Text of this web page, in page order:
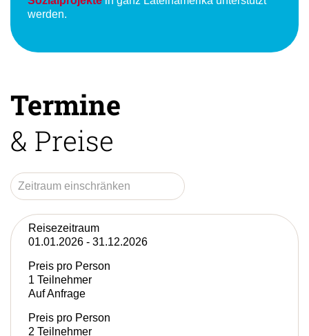
Ab einem Buchungswert von 1.500 € fließen 10 €
Sozialprojektein ganz Lateinamerika unterstützt
Termine
& Preise
Reisezeitraum
01.01.2026 - 31.12.2026
Preis pro Person
1 Teilnehmer